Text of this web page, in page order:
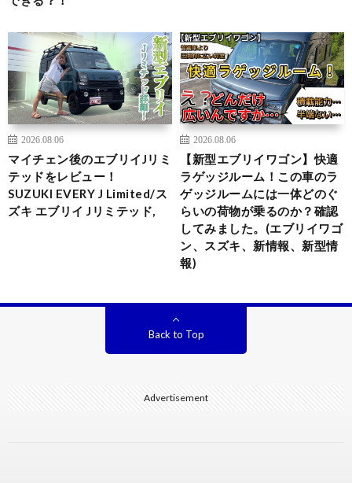
2026.08.06
マイチェン後のエブリイJリミ
テッドをレビュー！
SUZUKI EVERY J Limited/ス
ズキ エブリイ Jリミテッド,
2026.08.06
【新型エブリイワゴン】快適
ラゲッジルーム！この車のラ
ゲッジルームには一体どのぐ
らいの荷物が乗るのか？確認
してみました。(エブリイワゴ
ン、スズキ、新情報、新型情
報)
Back to Top
Advertisement